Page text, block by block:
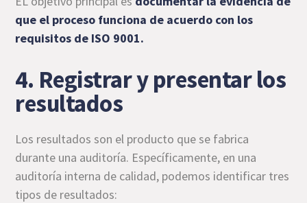
que el proceso funciona de acuerdo con los
requisitos de ISO 9001.
4. Registrar y presentar los
resultados
Los resultados son el producto que se fabrica
durante una auditoría. Específicamente, en una
auditoría interna de calidad, podemos identificar tres
tipos de resultados: